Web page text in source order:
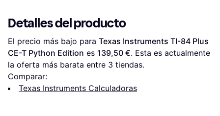
Detalles del producto
El precio más bajo para Texas Instruments TI-84 Plus
CE-T Python Edition es 139,50 €. Esta es actualmente
la oferta más barata entre 3 tiendas.
Comparar:
Texas Instruments Calculadoras